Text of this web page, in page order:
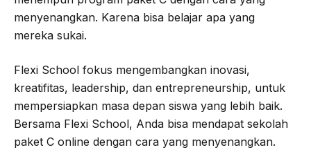
menyenangkan. Karena bisa belajar apa yang
mereka sukai.
Flexi School fokus mengembangkan inovasi,
kreatifitas, leadership, dan entrepreneurship, untuk
mempersiapkan masa depan siswa yang lebih baik.
Bersama Flexi School, Anda bisa mendapat sekolah
paket C online dengan cara yang menyenangkan.